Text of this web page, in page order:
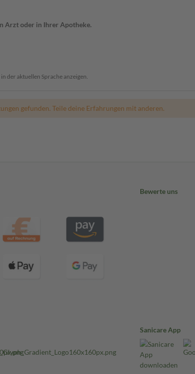
Arzt oder in Ihrer Apotheke.
der aktuellen Sprache anzeigen.
gefunden. Teile deine Erfahrungen mit anderen.
Bewerte uns
Sanicare App